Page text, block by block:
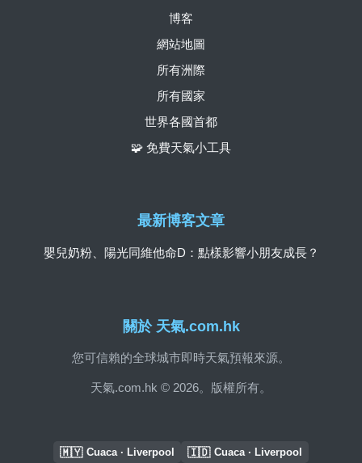
關於 天氣.com.hk
您可信賴的全球城市即時天氣預報來源。
天氣.com.hk © 2026。版權所有。
博客
網站地圖
所有洲際
所有國家
世界各國首都
🧩 免費天氣小工具
最新博客文章
嬰兒奶粉、陽光同維他命D：點樣影響小朋友成長？
🇲🇾 Cuaca · Liverpool 🇮🇩 Cuaca · Liverpool